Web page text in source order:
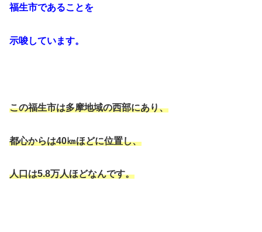
福生市であることを
示唆しています。
この福生市は多摩地域の西部にあり、
都心からは40㎞ほどに位置し、
人口は5.8万人ほどなんです。